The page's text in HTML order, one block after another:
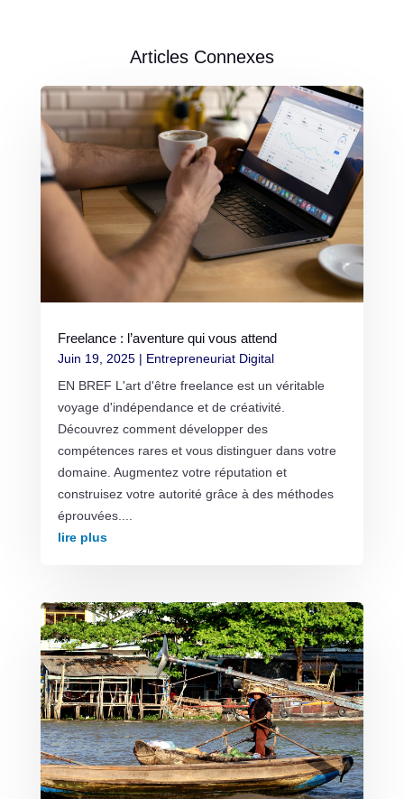
Articles Connexes
Freelance : l’aventure qui vous attend
Juin 19, 2025| Entrepreneuriat Digital
EN BREF L'art d'être freelance est un véritable
voyage d'indépendance et de créativité.
Découvrez comment développer des
compétences rares et vous distinguer dans votre
domaine. Augmentez votre réputation et
construisez votre autorité grâce à des méthodes
éprouvées....
lire plus